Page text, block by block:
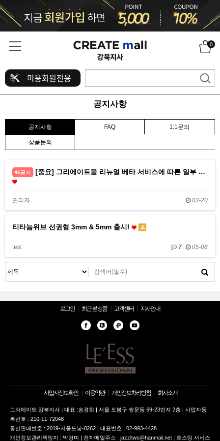
0
미용회원전용
공지사항
공지사항 FAQ 1:1문의
상품문의
공지 [중요] 그리에이트몰 리뉴얼 베타 서비스에 따른 일부 …
관리자 03-20
티타늄위브 선권형 3mm & 5mm 출시!
test 7 05-08
로그인 최근 본 상품 고객센터 지사안내
사업자정보확인 이용약관 개인정보처리방침 회사소개
그리에이트 강북지사 | 대표 :송경희 | 서울 도봉구 쌍문동 69-23번지 2층 | 사업자등
록번호 : 210-11-72048
통신판매번호 : 2019-서울도봉-0262 | 대표번호 : 02-993-4428
개인정보관리책임자 : 박영미 | 전자메일주소 : jazzltwo@hanmail.net | 호스팅 서비스